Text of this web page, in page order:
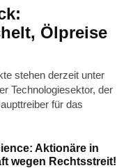
Ölpreise
stehen derzeit unter
Technologiesektor, der
für das
Aktionäre in
wegen Rechtsstreit!